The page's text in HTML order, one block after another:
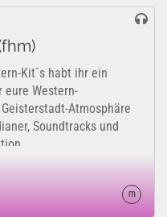
Kit`s habt ihr ein
eure Western-
Atmosphäre
Soundtracks und
m